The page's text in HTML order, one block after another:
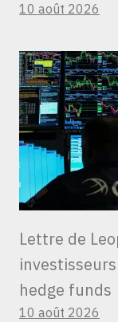
10 août 2026
Lettre de
hedge funds
10 août 2026